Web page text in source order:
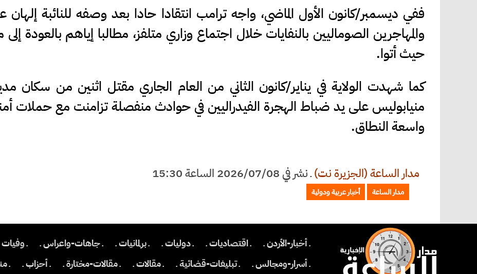
ففي ديسمبر/كانون الأول الماضي، واجه ترامب انتقادا حادا بعد وصفه للنائبة إلهان
والمهاجرين الصوماليين بالنفايات خلال اجتماع وزاري متلفز، مطالبا إياهم بالعودة
حيث أتوا.
كما شهدت الولاية في يناير/كانون الثاني من العام الجاري مقتل اثنين من سكان
منيابوليس على يد ضباط الهجرة الفيدراليين في حوادث منفصلة تزامنت مع حملات
واسعة النطاق.
مدار الساعة (الجزيرة نت)ـنشر في 2026/07/08 الساعة 15:30
مدار الساعة أخبار عربية ودولية
ـ أخبار-الأردن ـ ـ اقتصاديات ـ ـ دوليات ـ ـ برلمانيات ـ ـ جاهات-واعراس ـ ـ وفيات
ـ أسرار-ومجالس ـ
ـ تبليغات-قضائية ـ ـ مقالات ـ ـ مقالات-مختارة ـ ـ أحزاب ـ ـ